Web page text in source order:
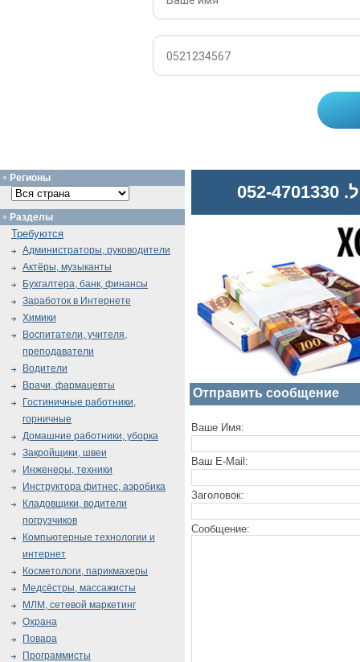
Отправить сообщение
Ваше Имя:
Ваш E-Mail:
Заголовок:
Сообщение:
Регионы
Разделы
Требуются
Администраторы, руководители
Актёры, музыканты
Бухгалтера, банк, финансы
Заработок в Интернете
Химики
Воспитатели, учителя,
преподаватели
Водители
Врачи, фармацевты
Гостиничные работники,
горничные
Домашние работники, уборка
Закройщики, швеи
Инженеры, техники
Инструктора фитнес, аэробика
Кладовщики, водители
погрузчиков
Компьютерные технологии и
интернет
Косметологи, парикмахеры
Медсёстры, массажисты
МЛМ, сетевой маркетинг
Охрана
Повара
Программисты